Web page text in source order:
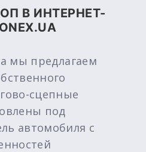
В ИНТЕРНЕТ-
мы предлагаем
сцепные
под
автомобиля с